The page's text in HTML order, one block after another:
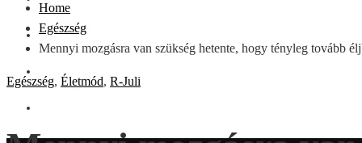
OTTHON
UTAZÁS
Home
Egészség
Mennyi mozgásra van szükség hetente, hogy tényleg tovább
Egészség, Életmód, R-Juli